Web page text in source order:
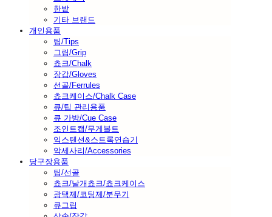
한밭
기타 브랜드
개인용품
팁/Tips
그립/Grip
쵸크/Chalk
장갑/Gloves
선골/Ferrules
쵸크케이스/Chalk Case
큐/팁 관리용품
큐 가방/Cue Case
조인트캡/무게볼트
익스텐션&스트록연습기
악세사리/Accessories
당구장용품
팁/선골
쵸크/낱개쵸크/쵸크케이스
광택제/코팅제/분무기
큐그립